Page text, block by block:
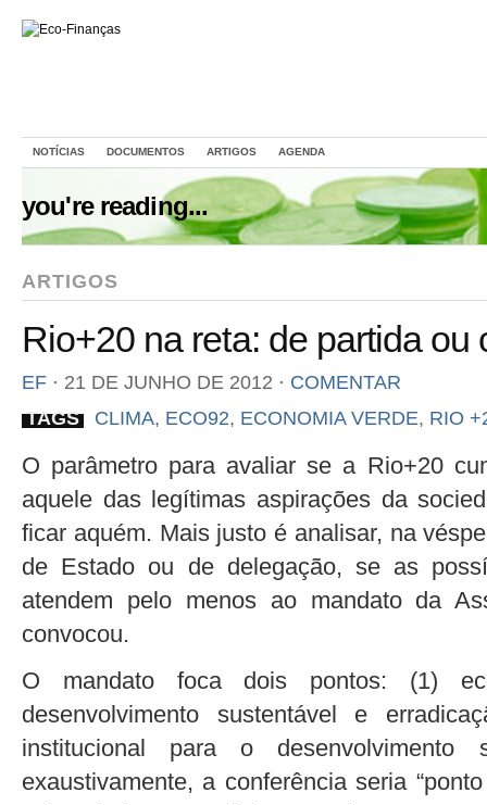
NOTÍCIAS DOCUMENTOS ARTIGOS AGENDA
you're reading...
ARTIGOS
Rio+20 na reta: de partida ou
EF ⋅ 21 DE JUNHO DE 2012 ⋅ COMENTAR
TAGS
CLIMA, ECO92, ECONOMIA VERDE, RIO
O parâmetro para avaliar se a Rio+20
aquele das legítimas aspirações da
ficar aquém. Mais justo é analisar, na
de Estado ou de delegação, se as
atendem pelo menos ao mandato da
convocou.
O mandato foca dois pontos: (1)
desenvolvimento sustentável e
institucional para o desenvolvimento
exaustivamente, a conferência seria